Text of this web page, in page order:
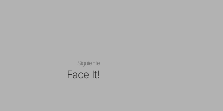
Siguiente
Face It!